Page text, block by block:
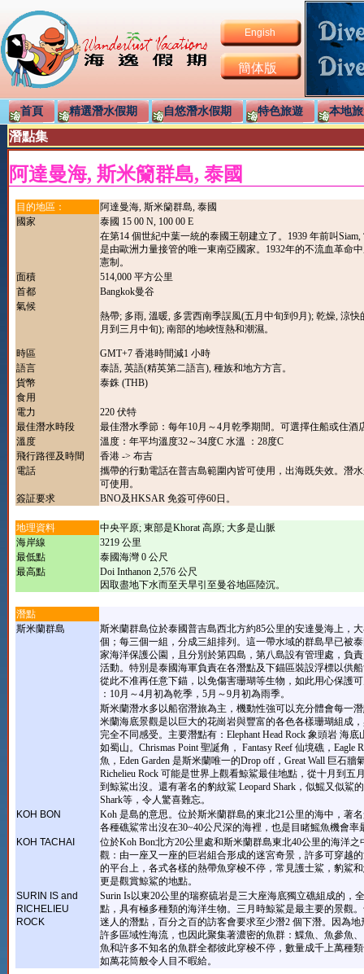
Engish
簡体版
首頁 精選潛水假期 自悠潛水假期 特色旅遊 本地
潛點集
阿達曼海, 斯米籣群島, 泰國
目的地區：
阿達曼海, 斯米籣群島, 泰國
國家
泰國 15 00 N, 100 00 E
在第14 個世紀中葉一統的泰國王朝建立了。1939 年前叫Siam,
是由歐洲力量接管的唯一東南亞國家。1932年的不流血革命
憲制。
面積
514,000 平方公里
首都
Bangkok曼谷
氣候
熱帶; 多雨, 溫暖, 多雲西南季誤風(五月中旬到9月); 乾燥, 涼快
月到三月中旬); 南部的地峽恆熱和潮濕。
時區
GMT+7 香港時間減1 小時
語言
泰語, 英語(精英第二語言), 種族和地方方言。
貨幣
泰銖 (THB)
食用
電力
220 伏特
最佳潛水時段
最佳潛水季節：每年10月～4月乾季期間。可選擇住船或住酒
溫度
溫度：年平均溫度32～34度C 水溫 ：28度C
飛行路徑及時間
香港 -> 布吉
電話
攜帶的行動電話在普吉島範圍內皆可使用，出海既失效。潛
可使用。
簽証要求
BNO及HKSAR 免簽可停60日。
地理資料
中央平原; 東部是Khorat 高原; 大多是山脈
海岸線
3219 公里
最低點
泰國海灣 0 公尺
最高點
Doi Inthanon 2,576 公尺
因取盡地下水而至天旱引至曼谷地區陸沉。
潛點
斯米蘭群島
斯米蘭群島位於泰國普吉島西北方約85公里的安達曼海上，
個；每三個一組，分成三組排列。這一帶水域的群島早已被
家海洋保護公園，且分別於第四島，第八島設有管理處，負
活動。特別是泰國海軍負責在各潛點及下錨區裝設浮標以供
從此不准再任意下錨，以免傷害珊瑚等生物，如此用心保護
：10月～4月初為乾季，5月～9月初為雨季。
斯米蘭潛水多以船宿潛旅為主，機動性強可以充分體會每一
米蘭海底景觀是以巨大的花崗岩與豐富的各色各樣珊瑚組成
完全不同感受。主要潛點有：Elephant Head Rock 象頭岩 海底
如蜀山。Chrismas Point 聖誕角， Fantasy Reef 仙境礁，Eagle
魚，Eden Garden 是斯米蘭唯一的Drop off，Great Wall 巨石牆
Richelieu Rock 可能是世界上觀看鯨鯊最佳地點，從十月到五
到鯨鯊出沒。還有著名的豹紋鯊 Leopard Shark，似鰩又似鯊
Shark等，令人驚喜難忘。
KOH BON
Koh 是島的意思。位於斯米蘭群島的東北21公里的海中，著
各種礁鯊常出沒在30~40公尺深的海裡，也是目睹鰩魚機會率
KOH TACHAI
位於Koh Bon北方20公里處和斯米蘭群島東北40公里的海洋之
觀：由一座又一座的巨岩組合形成的迷宮奇景，許多可穿越
的平台上，各式各樣的熱帶魚穿梭不停，常見護士鯊，豹鯊
更是觀賞鯨鯊的地點。
SURIN IS and
RICHELIEU
ROCK
Surin Is以東20公里的瑞察硫岩是三大座海底獨立礁組成的，
點，具有極多種類的海洋生物。三月時鯨鯊是最主要的景觀
迷人的潛點，百分之百的訪客會要求至少潛2 個下潛。因為地
許多區域性海流，也因此聚集著濃密的魚群：鰈魚、魚參魚
魚和許多不知名的魚群全都彼此穿梭不停，數量成千上萬種
如萬花筒般令人目不暇給。